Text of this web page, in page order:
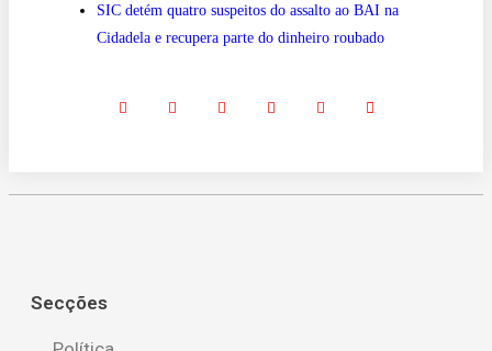
SIC detém quatro suspeitos do assalto ao BAI na
Cidadela e recupera parte do dinheiro roubado
Secções